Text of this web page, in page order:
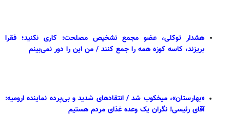
هشدار توکلی، عضو مجمع تشخیص مصلحت: کاری نکنید؛ فقرا
بریزند، کاسه کوزه همه را جمع کنند / من این را دور نمی‌بینم
«بهارستان»، میخکوب شد / انتقادهای شدید و بی‌پرده نماینده ارومیه:
آقای رئیسی! نگران یک وعده غذای مردم هستیم